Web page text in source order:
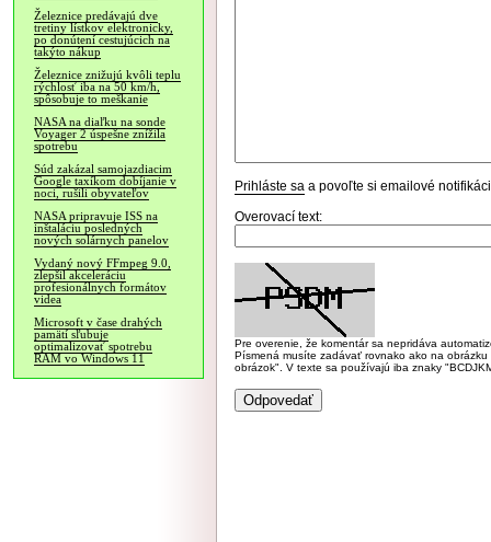
Železnice predávajú dve
tretiny lístkov elektronicky,
po donútení cestujúcich na
takýto nákup
Železnice znižujú kvôli teplu
rýchlosť iba na 50 km/h,
spôsobuje to meškanie
NASA na diaľku na sonde
Voyager 2 úspešne znížila
spotrebu
Súd zakázal samojazdiacim
Google taxíkom dobíjanie v
noci, rušili obyvateľov
NASA pripravuje ISS na
inštaláciu posledných
nových solárnych panelov
Vydaný nový FFmpeg 9.0,
zlepšil akceleráciu
profesionálnych formátov
videa
Microsoft v čase drahých
pamätí sľubuje
optimalizovať spotrebu
RAM vo Windows 11
Prihláste sa a povoľte si emailové
Overovací text:
Pre overenie, že komentár sa nepridáva
Písmená musíte zadávať rovnako ako na
obrázok". V texte sa používajú iba znaky